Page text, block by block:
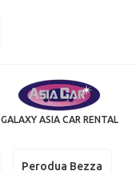
GALAXY ASIA CAR RENTAL
Perodua Bezza